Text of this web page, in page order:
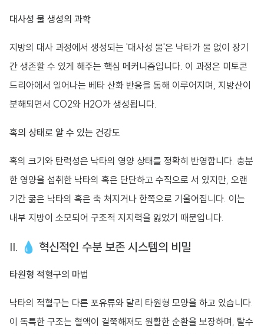
대사성 물 생성의 과학
지방의 대사 과정에서 생성되는 '대사성 물'은 낙타가 물 없이 장기
간 생존할 수 있게 해주는 핵심 메커니즘입니다. 이 과정은 미토콘
드리아에서 일어나는 베타 산화 반응을 통해 이루어지며, 지방산이
분해되면서 CO2와 H2O가 생성됩니다.
혹의 상태로 알 수 있는 건강도
혹의 크기와 탄력성은 낙타의 영양 상태를 정확히 반영합니다. 충분
한 영양을 섭취한 낙타의 혹은 단단하고 수직으로 서 있지만, 오랜
기간 굶은 낙타의 혹은 축 처지거나 한쪽으로 기울어집니다. 이는
내부 지방이 소모되어 구조적 지지력을 잃었기 때문입니다.
II. 💧 혁신적인 수분 보존 시스템의 비밀
타원형 적혈구의 마법
낙타의 적혈구는 다른 포유류와 달리 타원형 모양을 하고 있습니다.
이 독특한 구조는 혈액이 걸쭉해져도 원활한 순환을 보장하며, 탈수